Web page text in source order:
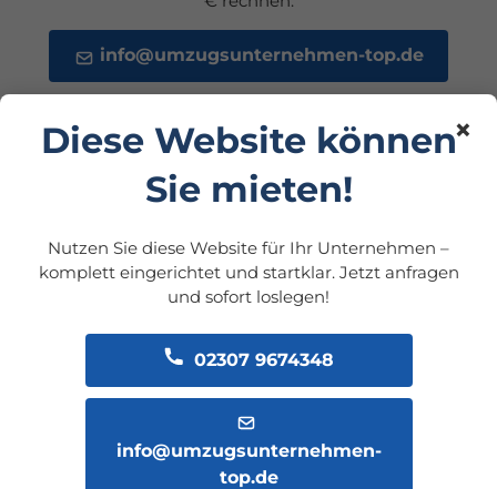
info@umzugsunternehmen-top.de
Umzugsunternehmen
finden & vergleichen
Um das passende Unternehmen zu finden, lohnt sich ein
Umzugsunternehmen Preisvergleich. Achten Sie auf
Erfahrung, Bewertungen und transparente Angebote.
Wir bieten deutschlandweite Umzüge an, auch
oder alsFirmenumzug
×
Diese Website können
Sie mieten!
Nutzen Sie diese Website für Ihr Unternehmen –
komplett eingerichtet und startklar. Jetzt anfragen
und sofort loslegen!
02307 9674348
info@umzugsunternehmen-
top.de